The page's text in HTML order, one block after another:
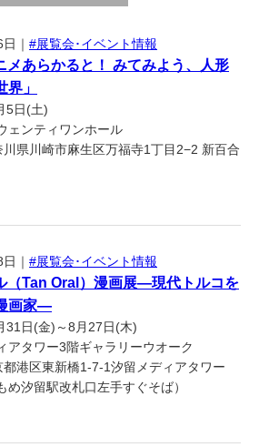
｜ #展覧会･イベント情報
メあらかると！ みてみよう、人形
」
5日(土)
ェンティワンホール
県川崎市麻生区万福寺1丁目2−2 新百合
｜ #展覧会･イベント情報
（Tan Oral）漫画展―現代トルコを
画家―
31日(金)～8月27日(木)
アタワー3階ギャラリーウオーク
港区東新橋1-7-1汐留メディアタワー
め汐留駅改札口左手すぐそば）